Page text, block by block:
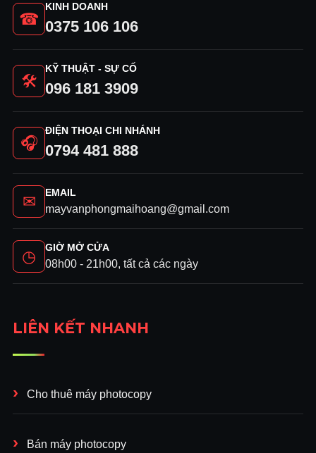
☎
KINH DOANH
0375 106 106
🛠
KỸ THUẬT - SỰ CỐ
096 181 3909
🎧
ĐIỆN THOẠI CHI NHÁNH
0794 481 888
✉ EMAIL
mayvanphongmaihoang@gmail.com
◷ GIỜ MỞ CỬA
08h00 - 21h00, tất cả các ngày
LIÊN KẾT NHANH
Cho thuê máy photocopy
Bán máy photocopy